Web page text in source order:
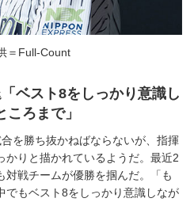
＝Full-Count
ベスト8をしっかり意識し
ろまで」
を勝ち抜かねばならないが、指揮
かりと描かれているようだ。最近2
戦チームが優勝を掴んだ。「も
でもベスト8をしっかり意識しなが